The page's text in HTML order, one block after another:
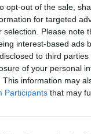
opt-out of the sale,
for targeted
selection. Please note
interest-based ads
to third
of your personal
This information may
Participants that may
RÓWNIEŻ:
3600 zł
dzieci do 3.
2026 19:29
podniesie próg
wypłata przy